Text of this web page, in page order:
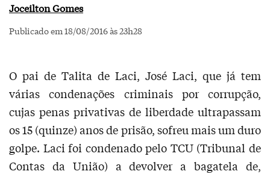
Joceilton Gomes
Publicado em 18/08/2016 às 23h28
O pai de Talita de Laci, José Laci, que já tem
várias condenações criminais por corrupção,
cujas penas privativas de liberdade ultrapassam
os 15 (quinze) anos de prisão, sofreu mais um duro
golpe. Laci foi condenado pelo TCU (Tribunal de
Contas da União) a devolver a bagatela de,